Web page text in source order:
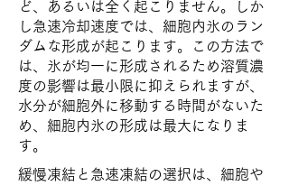
ど、あるいは全く起こりません。しか
し急速冷却速度では、細胞内氷のラン
ダムな形成が起こります。この方法で
は、氷が均一に形成されるため溶質濃
度の影響は最小限に抑えられますが、
水分が細胞外に移動する時間がないた
め、細胞内氷の形成は最大になりま
す。
緩慢凍結と急速凍結の選択は、細胞や